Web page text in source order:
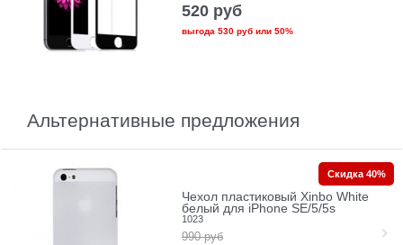
520 руб
выгода 530 рубили 50%
Альтернативные предложения
Чехол пластиковый Xinbo White
белый для iPhone SE/5/5s
1023
990 руб
Скидка 40%